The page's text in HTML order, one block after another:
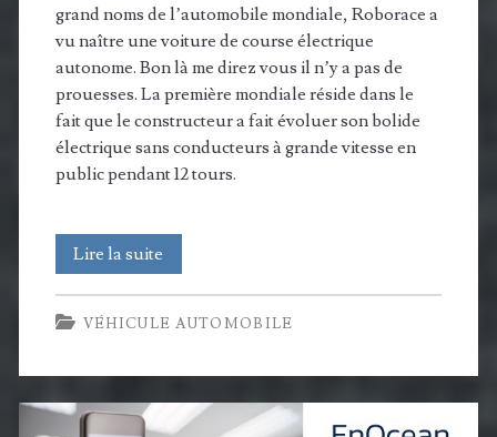
grand noms de l’automobile mondiale, Roborace a
vu naître une voiture de course électrique
autonome. Bon là me direz vous il n’y a pas de
prouesses. La première mondiale réside dans le
fait que le constructeur a fait évoluer son bolide
électrique sans conducteurs à grande vitesse en
public pendant 12 tours.
Lire la suite
:
Un
bolide
électrique
VÉHICULE AUTOMOBILE